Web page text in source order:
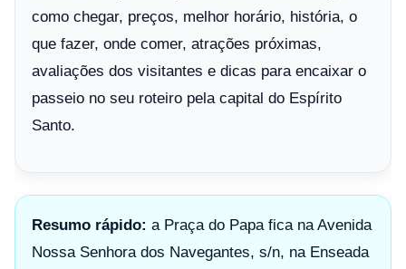
como chegar, preços, melhor horário, história, o
que fazer, onde comer, atrações próximas,
avaliações dos visitantes e dicas para encaixar o
passeio no seu roteiro pela capital do Espírito
Santo.
Resumo rápido: a Praça do Papa fica na Avenida
Nossa Senhora dos Navegantes, s/n, na Enseada